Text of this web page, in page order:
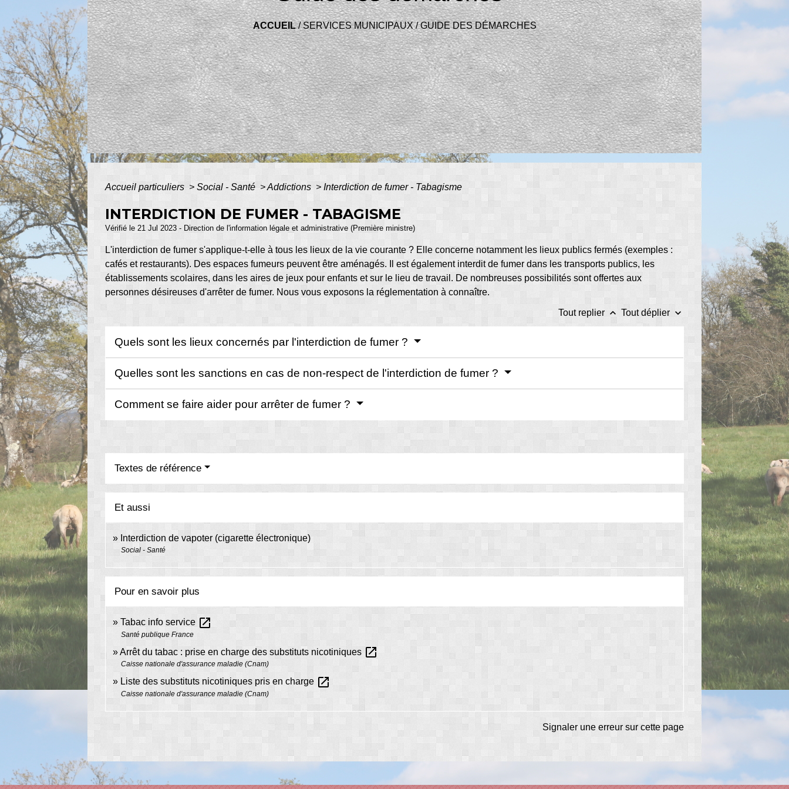
ACCUEIL/SERVICES MUNICIPAUX/GUIDE DES DÉMARCHES
Accueil particuliers > Social - Santé > Addictions > Interdiction de fumer - Tabagisme
INTERDICTION DE FUMER - TABAGISME
Vérifié le 21 Jul 2023 - Direction de l'information légale et administrative (Première ministre)
L'interdiction de fumer s'applique-t-elle à tous les lieux de la vie courante ? Elle concerne notamment les lieux publics fermés (exemples :
cafés et restaurants). Des espaces fumeurs peuvent être aménagés. Il est également interdit de fumer dans les transports publics, les
établissements scolaires, dans les aires de jeux pour enfants et sur le lieu de travail. De nombreuses possibilités sont offertes aux
personnes désireuses d'arrêter de fumer. Nous vous exposons la réglementation à connaître.
Tout replier keyboard_arrow_up Tout déplier keyboard_arrow_down
Quels sont les lieux concernés par l'interdiction de fumer ?
Quelles sont les sanctions en cas de non-respect de l'interdiction de fumer ?
Comment se faire aider pour arrêter de fumer ?
Textes de référence
Et aussi
Interdiction de vapoter (cigarette électronique)
Social - Santé
Pour en savoir plus
Tabac info service open_in_new
Santé publique France
Arrêt du tabac : prise en charge des substituts nicotiniques open_in_new
Caisse nationale d'assurance maladie (Cnam)
Liste des substituts nicotiniques pris en charge open_in_new
Caisse nationale d'assurance maladie (Cnam)
Signaler une erreur sur cette page